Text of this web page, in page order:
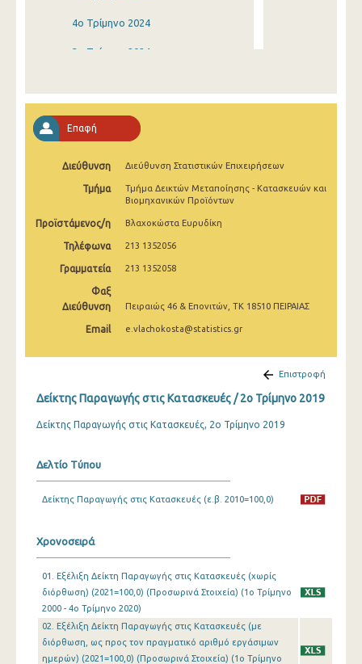
4o Τρίμηνο 2024
3o Τρίμηνο 2024
4o Τρίμηνο 2023
3o Τρίμηνο 2023
2o Τρίμηνο 2023
1o Τρίμηνο 2023
3o Τρίμηνο 2022
2o Τρίμηνο 2022
3o Τρίμηνο 2021
2o Τρίμηνο 2021
1o Τρίμηνο 2021
2o Τρίμηνο 2020
1o Τρίμηνο 2020
4o Τρίμηνο 2019
3o Τρίμηνο 2019
Επαφή
Διεύθυνση Διεύθυνση Στατιστικών Επιχειρήσεων
Τμήμα
Τμήμα Δεικτών Μεταποίησης - Κατασκευών και
Βιομηχανικών Προϊόντων
Προϊστάμενος/η Βλαχοκώστα Ευρυδίκη
Τηλέφωνα 213 1352056
Γραμματεία 213 1352058
Φαξ
Διεύθυνση
Πειραιώς 46 & Επονιτών, ΤΚ 18510 ΠΕΙΡΑΙΑΣ
Email e.vlachokosta@statistics.gr
Επιστροφή
Δείκτης Παραγωγής στις Κατασκευές / 2o Τρίμηνο 2019
Δείκτης Παραγωγής στις Κατασκευές, 2ο Τρίμηνο 2019
Δελτίο Τύπου
Δείκτης Παραγωγής στις Κατασκευές (ε.β. 2010=100,0)
Χρονοσειρά
01. Εξέλιξη Δείκτη Παραγωγής στις Κατασκευές (χωρίς
διόρθωση) (2021=100,0) (Προσωρινά Στοιχεία) (1o Τρίμηνο
2000 - 4o Τρίμηνο 2020)
02. Εξέλιξη Δείκτη Παραγωγής στις Κατασκευές (με
διόρθωση, ως προς τον πραγματικό αριθμό εργάσιμων
ημερών) (2021=100,0) (Προσωρινά Στοιχεία) (1o Τρίμηνο